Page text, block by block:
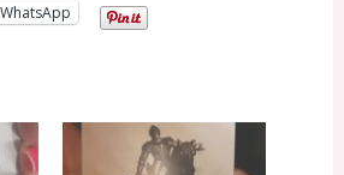
WhatsApp